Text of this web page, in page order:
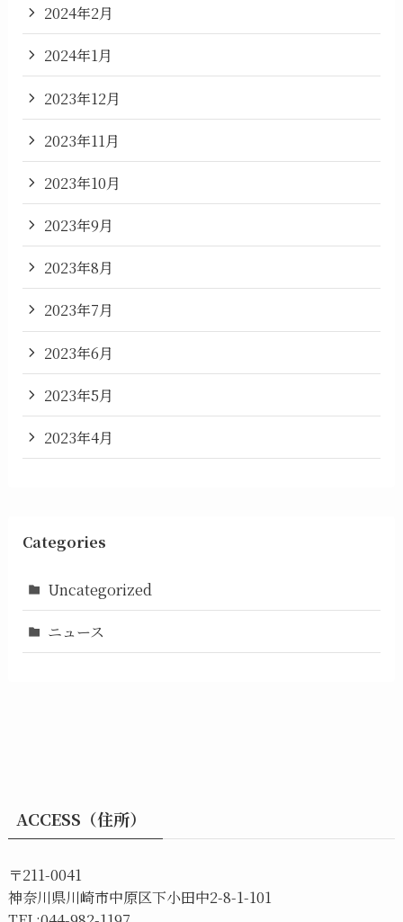
2024年2月
2024年1月
2023年12月
2023年11月
2023年10月
2023年9月
2023年8月
2023年7月
2023年6月
2023年5月
2023年4月
Categories
Uncategorized
ニュース
ACCESS（住所）
〒211-0041
神奈川県川崎市中原区下小田中2-8-1-101